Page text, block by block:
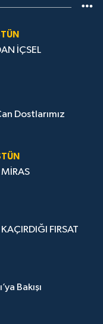
İÇSEL
Dostlarımız
FIRSAT
Bakışı